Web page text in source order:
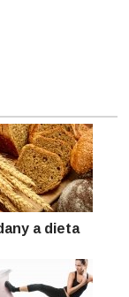
a dieta